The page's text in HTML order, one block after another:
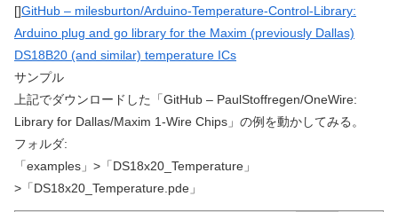
[]GitHub – milesburton/Arduino-Temperature-Control-Library:
Arduino plug and go library for the Maxim (previously Dallas)
DS18B20 (and similar) temperature ICs
サンプル
上記でダウンロードした「GitHub – PaulStoffregen/OneWire:
Library for Dallas/Maxim 1-Wire Chips」の例を動かしてみる。
フォルダ:
「examples」>「DS18x20_Temperature」
>「DS18x20_Temperature.pde」